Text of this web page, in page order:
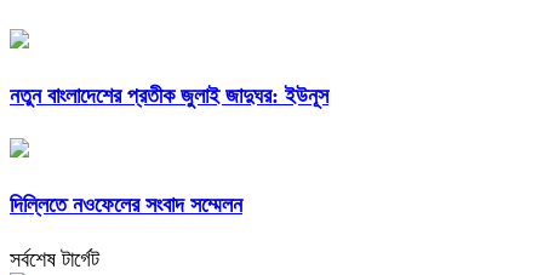
নতুন বাংলাদেশের প্রতীক জুলাই জাদুঘর: ইউনূস
দিল্লিতে নওফেলের সংবাদ সম্মেলন
সর্বশেষ টার্গেট